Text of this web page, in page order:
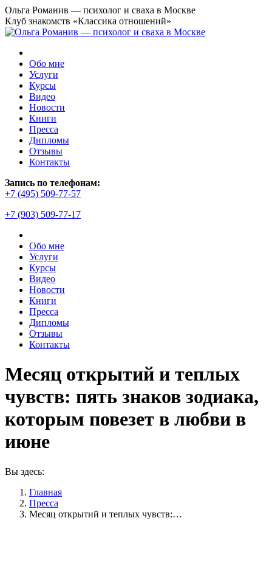
Перейти
к
содержанию
Ольга Романив — психолог и сваха в Москве
Клуб знакомств «Классика отношений»
Обо мне
Услуги
Курсы
Видео
Новости
Книги
Пресса
Дипломы
Отзывы
Контакты
Запись по телефонам:
+7 (495) 509-77-57
+7 (903) 509-77-17
Обо мне
Услуги
Курсы
Видео
Новости
Книги
Пресса
Дипломы
Отзывы
Контакты
Месяц открытий и теплых
чувств: пять знаков зодиака,
которым повезет в любви в
июне
Вы здесь:
Главная
Пресса
Месяц открытий и теплых чувств:…